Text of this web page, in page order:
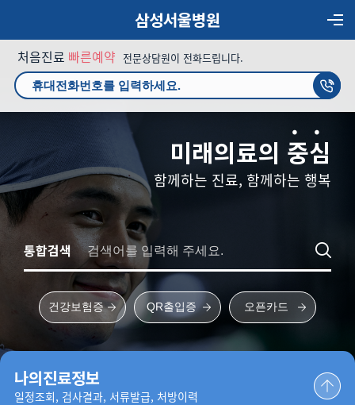
삼성서울병원
처음진료 빠른예약 전문상담원이 전화드립니다.
미래의료의 중심
함께하는 진료, 함께하는 행복
통합검색
건강보험증 QR출입증 오픈카드
나의진료정보
일정조회, 검사결과, 서류발급, 처방이력